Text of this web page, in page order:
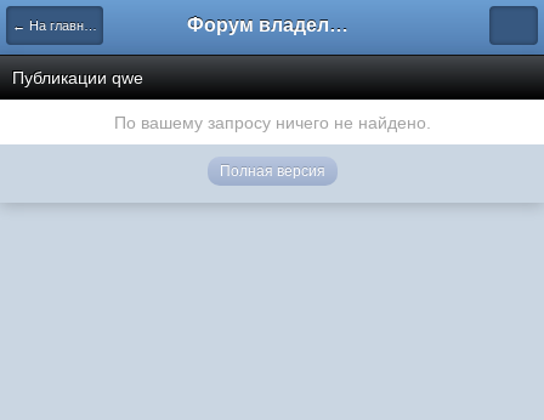
← На главную Форум владельцев интернет-магазинов
Публикации qwe
По вашему запросу ничего не найдено.
Полная версия